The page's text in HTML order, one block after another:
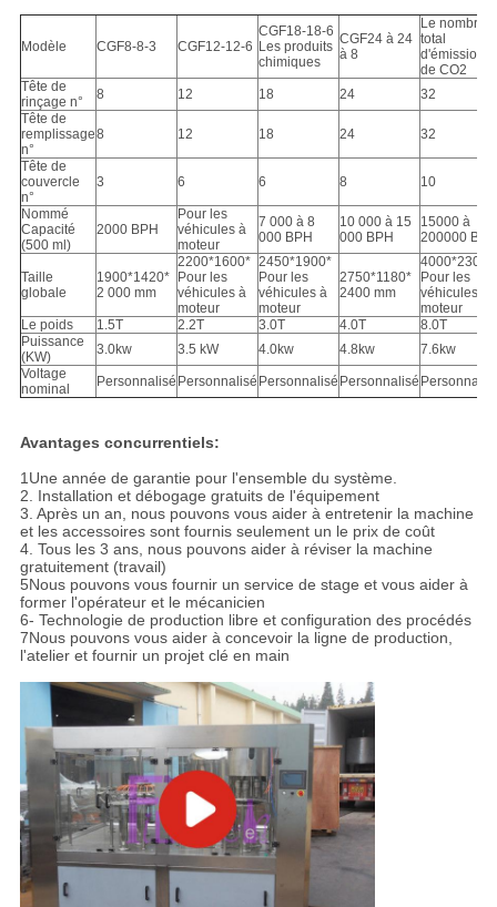
Modèle CGF8-8-3 CGF12-12-6
CGF18-18-6
Les produits
chimiques
CGF24 à 24
à 8
Le nombre
total
d'émissions
de CO2
Tête de
rinçage n°
8 12 18 24
32
Tête de
remplissage
n°
8 12 18 24 32
Tête de
couvercle
n°
3 6 6 8 10
Nommé
Capacité
(500 ml)
2000 BPH
Pour les
véhicules à
moteur
7 000 à 8
000 BPH
10 000 à 15
000 BPH
15000 à
200000 BPH
Taille
globale
1900*1420*
2 000 mm
2200*1600*
Pour les
véhicules à
moteur
2450*1900*
Pour les
véhicules à
moteur
2750*1180*
2400 mm
4000*2300*
Pour les
véhicules à
moteur
Le poids
1.5T 2.2T 3.0T 4.0T
8.0T
Puissance
(KW)
3.0kw 3.5 kW 4.0kw 4.8kw
7.6kw
Voltage
nominal
Personnalisé Personnalisé Personnalisé Personnalisé
Avantages concurrentiels:
1Une année de garantie pour l'ensemble du système.
2. Installation et débogage gratuits de l'équipement
3. Après un an, nous pouvons vous aider à entretenir la machine
et les accessoires sont fournis seulement un le prix de coût
4. Tous les 3 ans, nous pouvons aider à réviser la machine
gratuitement (travail)
5Nous pouvons vous fournir un service de stage et vous aider à
former l'opérateur et le mécanicien
6- Technologie de production libre et configuration des procédés
7Nous pouvons vous aider à concevoir la ligne de production,
l'atelier et fournir un projet clé en main